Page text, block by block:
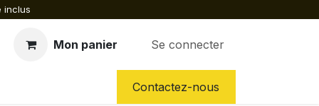
inclus
Mon panier Se connecter
NOS SERVICES
Contactez-nous